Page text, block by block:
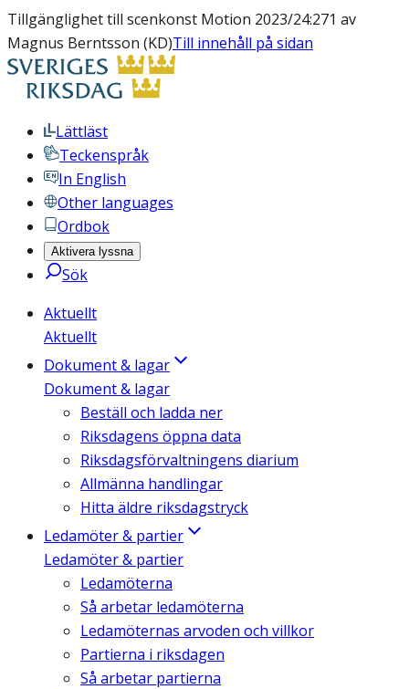
Tillgänglighet till scenkonst Motion 2023/24:271 av
Magnus Berntsson (KD)Till innehåll på sidan
Lättläst
Teckenspråk
In English
Other languages
Ordbok
Aktivera lyssna
Sök
Aktuellt
Aktuellt
Dokument & lagar
Dokument & lagar
Beställ och ladda ner
Riksdagens öppna data
Riksdagsförvaltningens diarium
Allmänna handlingar
Hitta äldre riksdagstryck
Ledamöter & partier
Ledamöter & partier
Ledamöterna
Så arbetar ledamöterna
Ledamöternas arvoden och villkor
Partierna i riksdagen
Så arbetar partierna